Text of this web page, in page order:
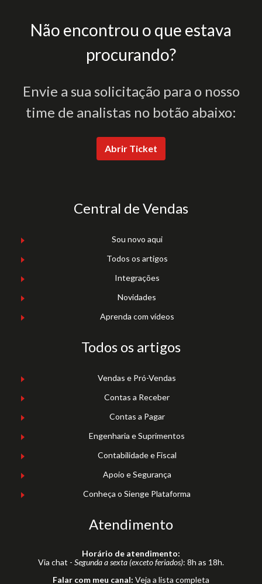
Não encontrou o que estava
procurando?
Envie a sua solicitação para o nosso
time de analistas no botão abaixo:
Abrir Ticket
Central de Vendas
Sou novo aqui
Todos os artigos
Integrações
Novidades
Aprenda com vídeos
Todos os artigos
Vendas e Pró-Vendas
Contas a Receber
Contas a Pagar
Engenharia e Suprimentos
Contabilidade e Fiscal
Apoio e Segurança
Conheça o Sienge Plataforma
Atendimento
Horário de atendimento:
Via chat - Segunda a sexta (exceto feriados): 8h as 18h.
Falar com meu canal: Veja a lista completa